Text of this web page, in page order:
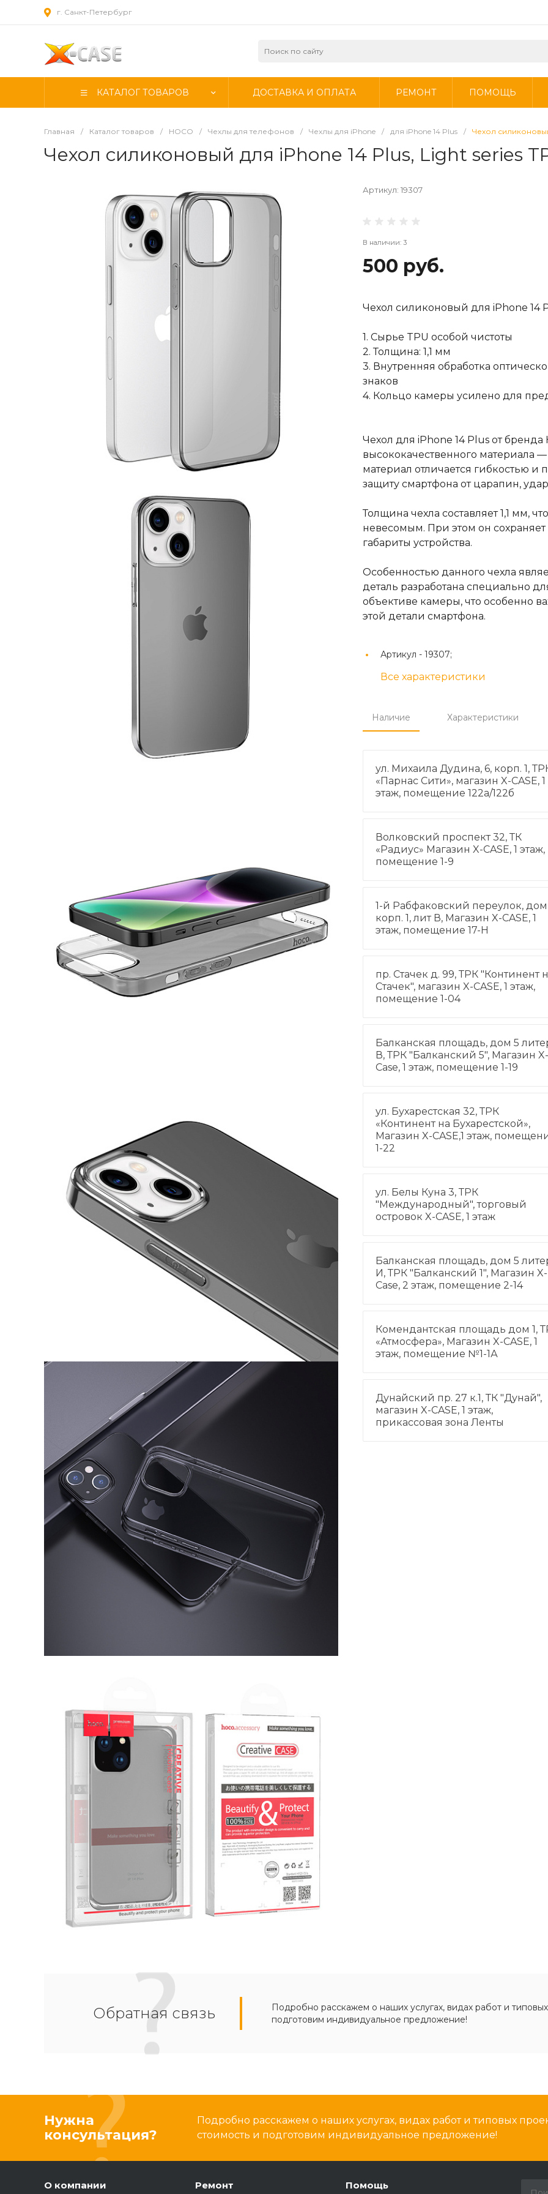
г. Санкт-Петербург
КАТАЛОГ ТОВАРОВ ДОСТАВКА И ОПЛАТА РЕМОНТ ПОМОЩЬ
Главная / Каталог товаров / HOCO / Чехлы для телефонов / Чехлы для iPhone / для iPhone 14 Plus / Чехол
Чехол силиконовый для iPhone 14 Plus, Light series
Артикул: 19307
В наличии: 3
500 руб.
Чехол силиконовый для iPhone 14
1. Сырье TPU особой чистоты
2. Толщина: 1,1 мм
3. Внутренняя обработка
знаков
4. Кольцо камеры усилено для
Чехол для iPhone 14 Plus от
высококачественного материала
материал отличается гибкостью и
защиту смартфона от царапин,
Толщина чехла составляет 1,1 мм,
невесомым. При этом он
габариты устройства.
Особенностью данного чехла
деталь разработана специально
объективе камеры, что особенно
этой детали смартфона.
Артикул - 19307;
Все характеристики
Наличие Характеристики
ул. Михаила Дудина, 6, корп. 1,
«Парнас Сити», магазин X-CASE, 1
этаж, помещение 122а/122б
Волковский проспект 32, ТК
«Радиус» Магазин X-CASE, 1 этаж,
помещение 1-9
1-й Рабфаковский переулок, дом
корп. 1, лит В, Магазин X-CASE, 1
этаж, помещение 17-Н
пр. Стачек д. 99, ТРК "Континент
Стачек", магазин X-CASE, 1 этаж,
помещение 1-04
Балканская площадь, дом 5
В, ТРК "Балканский 5", Магазин X-
Case, 1 этаж, помещение 1-19
ул. Бухарестская 32, ТРК
«Континент на Бухарестской»,
Магазин X-CASE,1 этаж,
1-22
ул. Белы Куна 3, ТРК
"Международный", торговый
островок X-CASE, 1 этаж
Балканская площадь, дом 5
И, ТРК "Балканский 1", Магазин X-
Case, 2 этаж, помещение 2-14
Комендантская площадь дом 1,
«Атмосфера», Магазин X-CASE, 1
этаж, помещение №1-1А
Дунайский пр. 27 к.1, ТК "Дунай",
магазин X-CASE, 1 этаж,
прикассовая зона Ленты
Обратная связь
Подробно расскажем о наших услугах, видах работ и
подготовим индивидуальное предложение!
Нужна
консультация?
Подробно расскажем о наших услугах, видах работ и типовых
стоимость и подготовим индивидуальное предложение!
О компании Ремонт Помощь